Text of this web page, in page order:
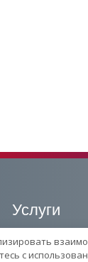
Услуги
Сервисный
с